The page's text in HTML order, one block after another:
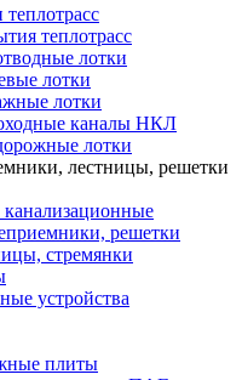
теплотрасс
лотки
лотки
лотки
каналы НКЛ
лотки
лестницы, решетки
решетки
стремянки
устройства
плиты